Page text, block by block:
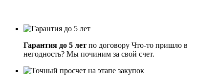
Гарантия до 5 лет по договору Что-то пришло в
негодность? Мы починим за свой счет.